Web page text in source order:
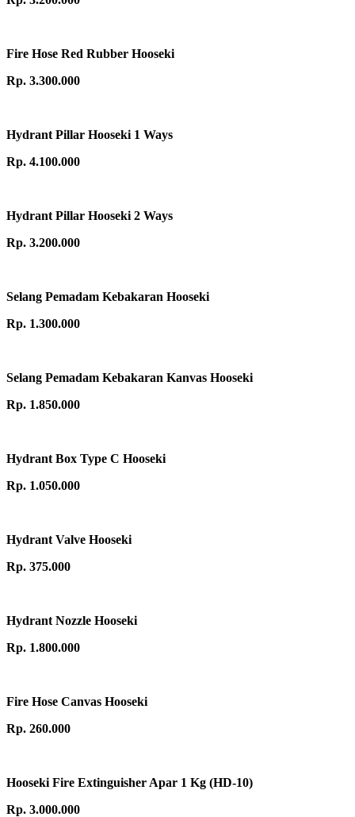
Fire Hose Red Rubber Hooseki
Rp. 3.300.000
Hydrant Pillar Hooseki 1 Ways
Rp. 4.100.000
Hydrant Pillar Hooseki 2 Ways
Rp. 3.200.000
Selang Pemadam Kebakaran Hooseki
Rp. 1.300.000
Selang Pemadam Kebakaran Kanvas Hooseki
Rp. 1.850.000
Hydrant Box Type C Hooseki
Rp. 1.050.000
Hydrant Valve Hooseki
Rp. 375.000
Hydrant Nozzle Hooseki
Rp. 1.800.000
Fire Hose Canvas Hooseki
Rp. 260.000
Hooseki Fire Extinguisher Apar 1 Kg (HD-10)
Rp. 3.000.000